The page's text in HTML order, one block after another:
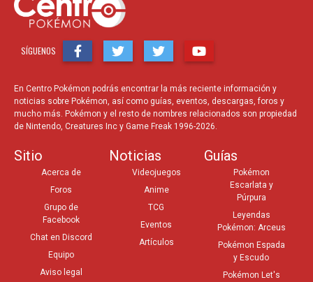
SÍGUENOS
En Centro Pokémon podrás encontrar la más reciente información y
noticias sobre Pokémon, así como guías, eventos, descargas, foros y
mucho más. Pokémon y el resto de nombres relacionados son propiedad
de Nintendo, Creatures Inc y Game Freak 1996-2026.
Sitio
Acerca de
Foros
Grupo de
Facebook
Chat en Discord
Equipo
Aviso legal
Noticias
Videojuegos
Anime
TCG
Eventos
Artículos
Guías
Pokémon
Escarlata y
Púrpura
Leyendas
Pokémon: Arceus
Pokémon Espada
y Escudo
Pokémon Let's